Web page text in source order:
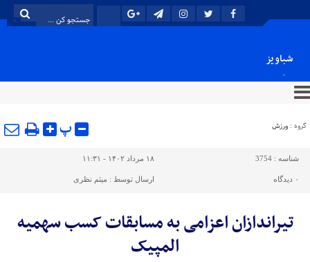
شباویز
پایگاه خبری شباویز
گروه : ورزش پ
شناسه : 3754 ۱۸ مرداد ۱۴۰۲ - ۱۱:۳۱
۰ دیدگاه ارسال توسط : میثم نظری
تیراندازان اعزامی به مسابقات کسب سهمیه
المپیک